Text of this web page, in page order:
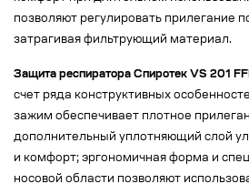
позволяют регулировать прилегание
затрагивая фильтрующий материал.
Защита респиратора Спиротек VS 201
счет ряда конструктивных
зажим обеспечивает плотное
дополнительный уплотняющий слой
и комфорт; эргономичная форма и
носовой области позволяют